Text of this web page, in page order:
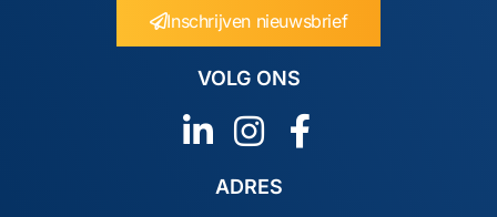
Inschrijven nieuwsbrief
VOLG ONS
ADRES